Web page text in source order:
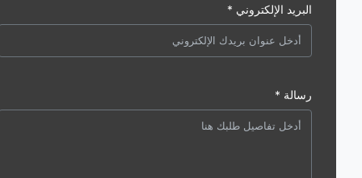
البريد الإلكتروني *
رسالة *